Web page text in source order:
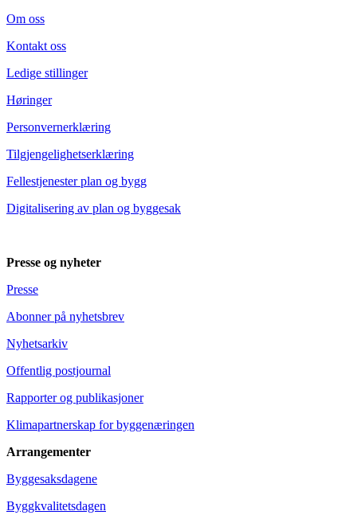
Om oss
Kontakt oss
Ledige stillinger
Høringer
Personvernerklæring
Tilgjengelighetserklæring
Fellestjenester plan og bygg
Digitalisering av plan og byggesak
Presse og nyheter
Presse
Abonner på nyhetsbrev
Nyhetsarkiv
Offentlig postjournal
Rapporter og publikasjoner
Klimapartnerskap for byggenæringen
Arrangementer
Byggesaksdagene
Byggkvalitetsdagen